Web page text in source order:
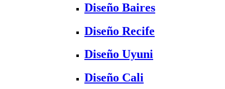
Diseño Baires
Diseño Recife
Diseño Uyuni
Diseño Cali